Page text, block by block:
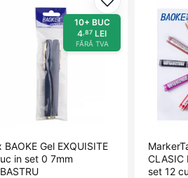
favorite Adaugă la
10+ BUC
4,87 LEI
FĂRĂ TVA
BAOKE Gel EXQUISITE
in set 0 7mm
CLASIC
set 12